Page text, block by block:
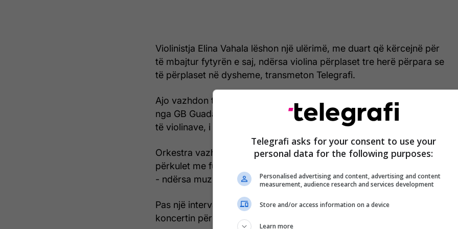
Violinistja Elina Vahala lëshon një ulërimë, me duart që kërcejnë për
të mbajtur fytyrën e saj, ndërsa violina përplaset tre herë përpara se
të përplaset në dysheme, transmeton Telegrafi.
Ajo vazhdon të shikojë poshtë me tmerr instrumentin e prodhuar
nga GB Guadagnini, i konsideruar si një nga krijuesit më të mëdhenj
të violinave, i shtrirë përmbys në dysheme.
Orkestra vazhdon të luajë derisa dirigjenti ndalon, ndërsa Vahala
përkulet me fustanin e saj të gjatë të zi dhe e merr butësisht violinën
- ndërsa muzikantët e shqetësuar e shikojnë.
Pas një intervali dy-minutësh tensionues, Vahala vazhdoi të luante
koncertin për violinë numër 1 të Max Bruch.
Telegrafi asks for your consent to use your
personal data for the following purposes:
Personalised advertising and content, advertising and content
measurement, audience research and services development
Store and/or access information on a device
Learn more